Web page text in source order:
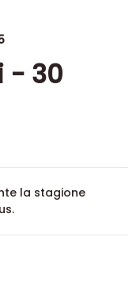
- 30
la stagione